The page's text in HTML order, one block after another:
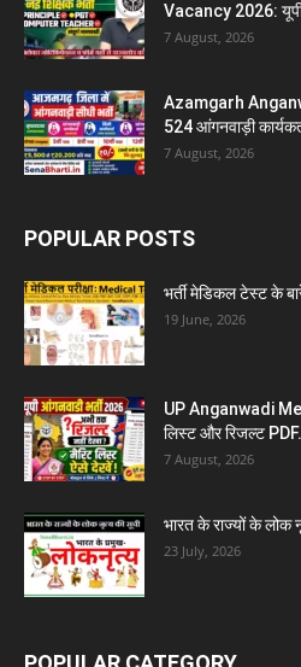
Vacancy 2026: यूपी
7 August, 2026
Azamgarh
524 आंगनवाड़ी
7 August, 2026
POPULAR POSTS
भर्ती मेडिकल टेस्ट के
19 June, 2026
UP Anganwadi
लिस्ट और रिजल्ट
7 August, 2026
भारत के राज्यों के
23 July, 2026